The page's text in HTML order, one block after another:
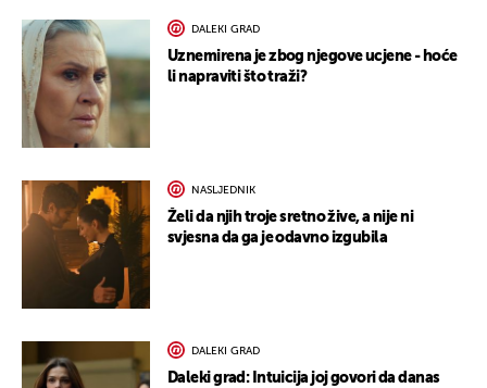
DALEKI GRAD
Uznemirena je zbog njegove ucjene - hoće
li napraviti što traži?
NASLJEDNIK
Želi da njih troje sretno žive, a nije ni
svjesna da ga je odavno izgubila
DALEKI GRAD
Daleki grad: Intuicija joj govori da danas